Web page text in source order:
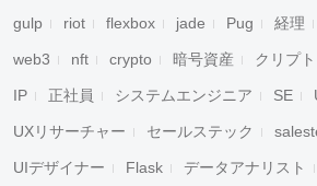
gulp riot flexbox jade Pug 経理
web3 nft crypto 暗号資産 クリプト
IP 正社員 システムエンジニア SE
UXリサーチャー セールステック
UIデザイナー Flask データアナリスト